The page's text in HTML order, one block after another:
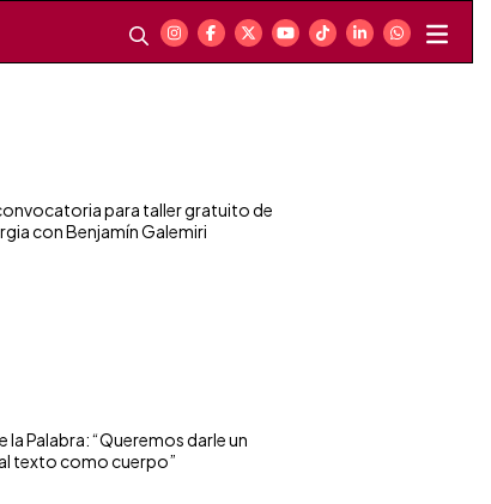
para taller gratuito de
con Benjamín Galemiri
la Palabra: “Queremos darle un
texto como cuerpo”